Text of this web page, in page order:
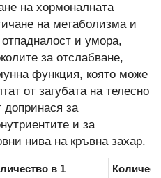
на хормоналната
на метаболизма и
и умора,
за отслабване,
функция, която може
от загубата на телесно
за
и за
нива на кръвна захар.
в 1